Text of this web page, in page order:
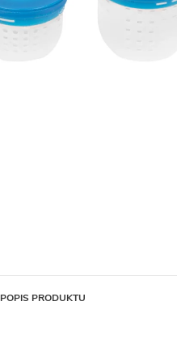
POPIS PRODUKTU